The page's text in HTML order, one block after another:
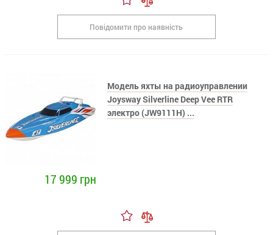
Повідомити про наявність
Модель яхты на радиоуправлении
Joysway Silverline Deep Vee RTR
электро (JW9111H) ...
17 999 грн